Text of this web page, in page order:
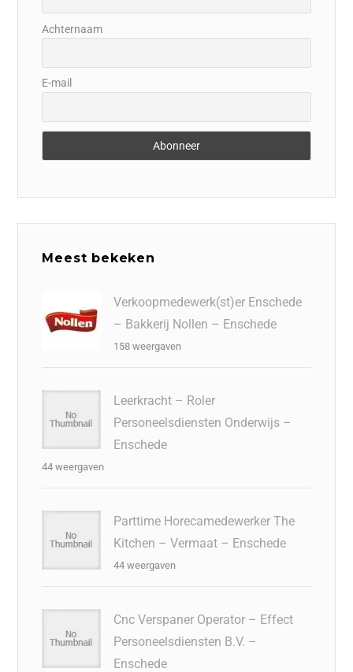
Achternaam
E-mail
Meest bekeken
Verkoopmedewerk(st)er Enschede
– Bakkerij Nollen – Enschede
158 weergaven
Leerkracht – Roler
Personeelsdiensten Onderwijs –
Enschede
44 weergaven
Parttime Horecamedewerker The
Kitchen – Vermaat – Enschede
44 weergaven
Cnc Verspaner Operator – Effect
Personeelsdiensten B.V. –
Enschede